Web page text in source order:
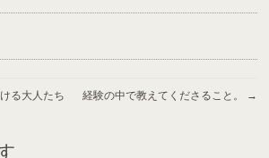
る大人たち 経験の中で教えてくださること。 →